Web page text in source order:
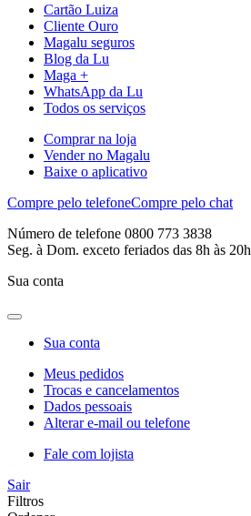
Cartão Luiza
Cliente Ouro
Magalu seguros
Blog da Lu
Maga +
WhatsApp da Lu
Todos os serviços
Comprar na loja
Vender no Magalu
Baixe o aplicativo
Compre pelo telefoneCompre pelo chat
Número de telefone 0800 773 3838
Seg. à Dom. exceto feriados das 8h às 20h
Sua conta
Sua conta
Meus pedidos
Trocas e cancelamentos
Dados pessoais
Alterar e-mail ou telefone
Fale com lojista
Sair
Filtros